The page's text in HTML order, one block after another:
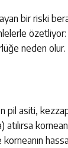
bir riski
neden
pil asiti,